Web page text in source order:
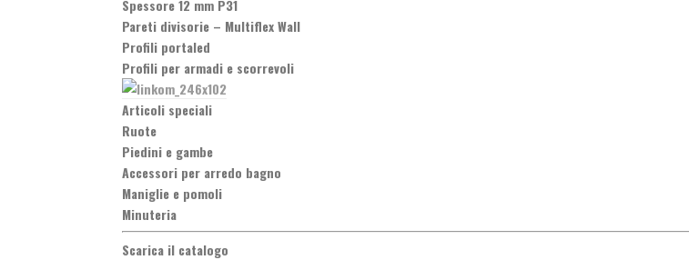
Spessore 12 mm P31
Pareti divisorie – Multiflex Wall
Profili portaled
Profili per armadi e scorrevoli
Articoli speciali
Ruote
Piedini e gambe
Accessori per arredo bagno
Maniglie e pomoli
Minuteria
Scarica il catalogo